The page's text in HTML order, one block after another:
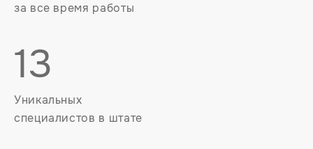
за все время работы
13
Уникальных
специалистов в штате